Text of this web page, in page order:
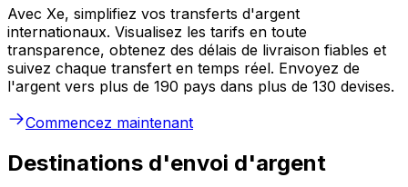
Avec Xe, simplifiez vos transferts d'argent
internationaux. Visualisez les tarifs en toute
transparence, obtenez des délais de livraison fiables et
suivez chaque transfert en temps réel. Envoyez de
l'argent vers plus de 190 pays dans plus de 130 devises.
Commencez maintenant
Destinations d'envoi d'argent